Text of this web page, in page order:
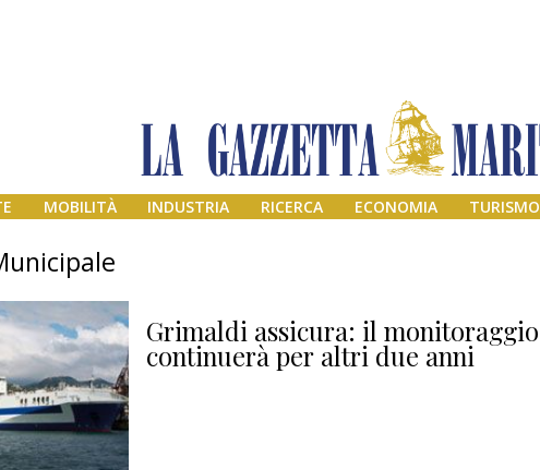
MOBILITÀ INDUSTRIA RICERCA ECONOMIA TURISMO
Grimaldi assicura: il monitoraggio
continuerà per altri due anni